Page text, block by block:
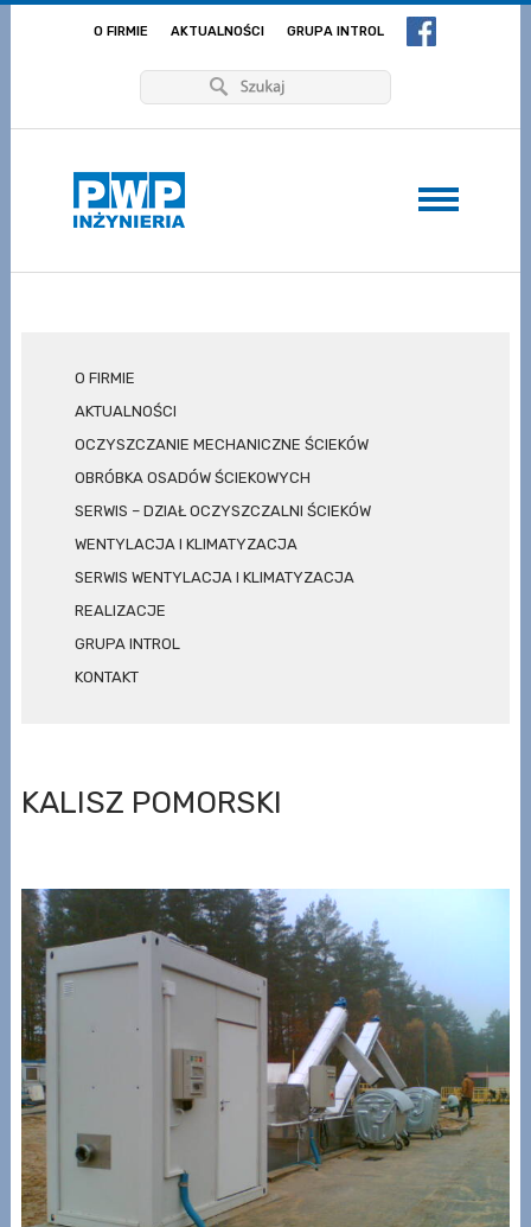
O FIRMIE AKTUALNOŚCI GRUPA INTROL
O FIRMIE
AKTUALNOŚCI
OCZYSZCZANIE MECHANICZNE ŚCIEKÓW
OBRÓBKA OSADÓW ŚCIEKOWYCH
SERWIS – DZIAŁ OCZYSZCZALNI ŚCIEKÓW
WENTYLACJA I KLIMATYZACJA
SERWIS WENTYLACJA I KLIMATYZACJA
REALIZACJE
GRUPA INTROL
KONTAKT
KALISZ POMORSKI